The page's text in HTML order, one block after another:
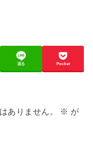
送る Pocket
ありません。 ※ が